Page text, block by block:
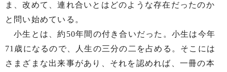
ま、改めて、連れ合いとはどのような存在だったのか
と問い始めている。
小生とは、約50年間の付き合いだった。小生は今年
71歳になるので、人生の三分の二を占める。そこには
さまざまな出来事があり、それを認めれば、一冊の本